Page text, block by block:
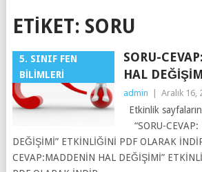
ETIKET: SORU
5. SINIF FEN
BILIMLERI
SORU-
HAL
admin Aralık 16,
Etkinlik
“SORU-CEVAP:
DEĞİŞİMİ” ETKİNLİĞİNİ PDF OLARAK
CEVAP:MADDENİN HAL DEĞİŞİMİ”